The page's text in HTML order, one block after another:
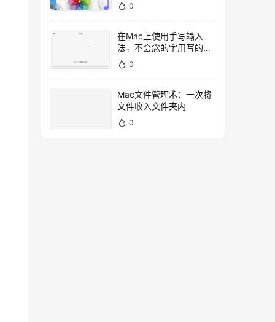
0
在Mac上使用手写输入
法，不会念的字用写的就
好！
0
Mac文件管理术：一次将
文件收入文件夹内
0